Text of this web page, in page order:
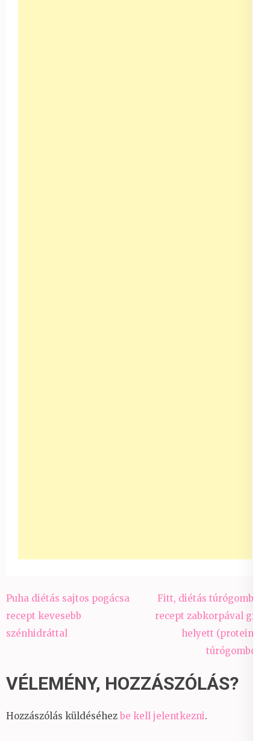
Bejegyzés
navigáció
Puha diétás sajtos pogácsa
recept kevesebb
szénhidráttal
Fitt, diétás túrógombóc
recept zabkorpával gríz
helyett (proteines
túrógombóc)
VÉLEMÉNY, HOZZÁSZÓLÁS?
Hozzászólás küldéséhez be kell jelentkezni.